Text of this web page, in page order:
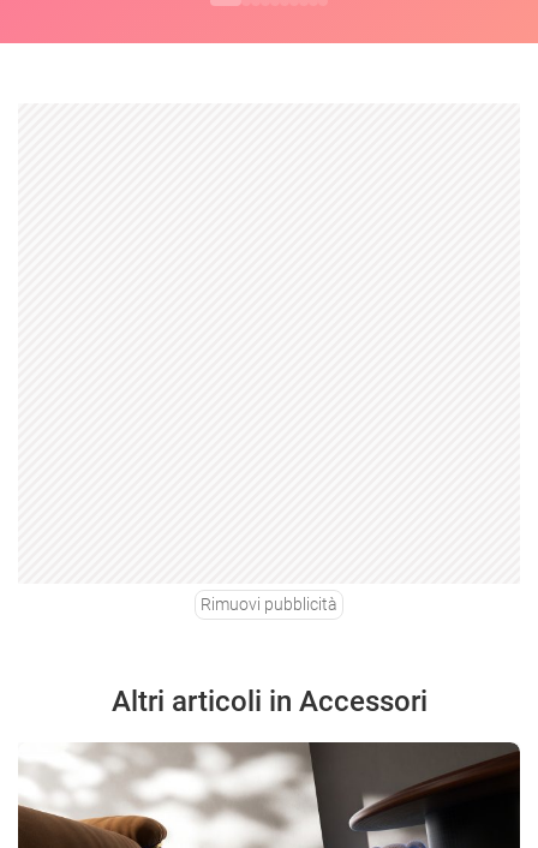
Rimuovi pubblicità
Altri articoli in Accessori